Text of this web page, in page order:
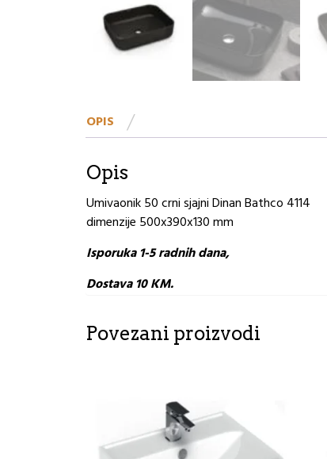
OPIS
Opis
Umivaonik 50 crni sjajni Dinan Bathco 4114
dimenzije 500x390x130 mm
Isporuka 1-5 radnih dana,
Dostava 10 KM.
Povezani proizvodi